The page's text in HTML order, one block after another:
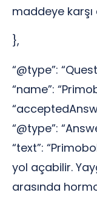
maddeye
},
“@type”:
“name”:
“@type”:
“text”:
yol açabilir.
arasında